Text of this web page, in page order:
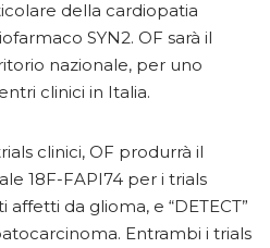
della cardiopatia
SYN2. OF sarà il
nazionale, per uno
clinici in Italia.
clinici, OF produrrà il
18F-FAPI74 per i trials
affetti da glioma, e “DETECT”
Entrambi i trials